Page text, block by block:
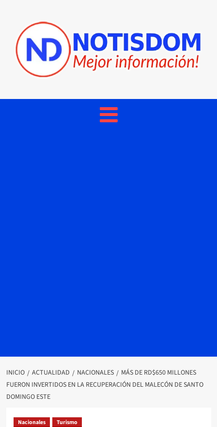
INICIO ACTUALIDAD NACIONALES
MÁS DE RD$650 MILLONES
FUERON INVERTIDOS EN LA RECUPERACIÓN DEL MALECÓN DE SANTO
DOMINGO ESTE
Nacionales Turismo